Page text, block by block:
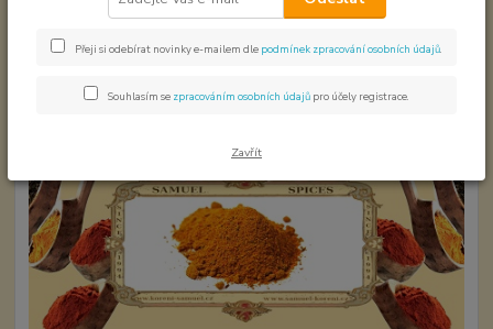
Koření od Samuela podle způsobu použití Gril sam
Gril sam
Přeji si odebírat novinky e-mailem dle podmínek zpracování osobních údajů
Souhlasím se zpracováním osobních údajů pro účely registrace.
Zavřít